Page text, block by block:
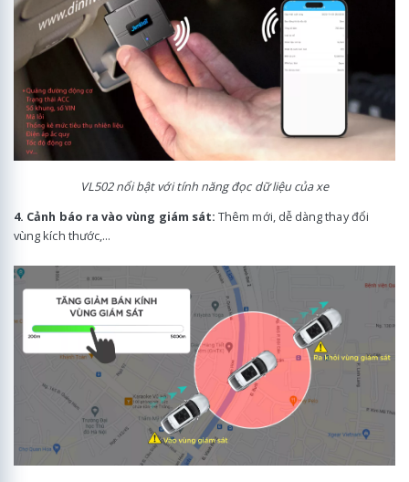
VL502 nổi bật với tính năng đọc dữ liệu của xe
4. Cảnh báo ra vào vùng giám sát: Thêm mới, dễ dàng thay đổi
vùng kích thước,...